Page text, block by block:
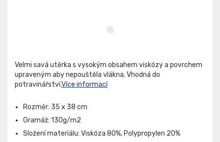
Velmi savá utěrka s vysokým obsahem viskózy a povrchem
upraveným aby nepouštěla vlákna. Vhodná do
potravinářství.Více informací
Rozměr: 35 x 38 cm
Gramáž: 130g/m2
Složení materiálu: Viskóza 80%, Polypropylen 20%